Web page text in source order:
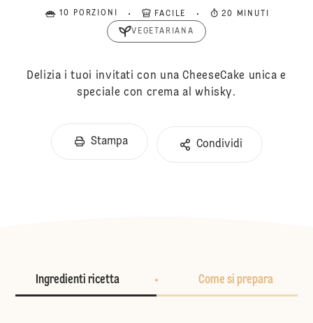
10 PORZIONI FACILE 20 MINUTI
VEGETARIANA
Delizia i tuoi invitati con una CheeseCake unica e
speciale con crema al whisky.
Stampa Condividi
Ingredienti ricetta Come si prepara